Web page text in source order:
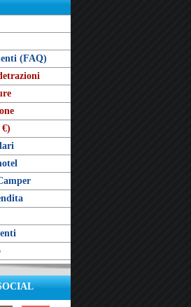
(FAQ)